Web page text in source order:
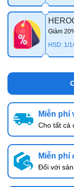
Giảm
HSD: 1/
Miễn phí
Cho tất cả
Miễn phí
Đối với